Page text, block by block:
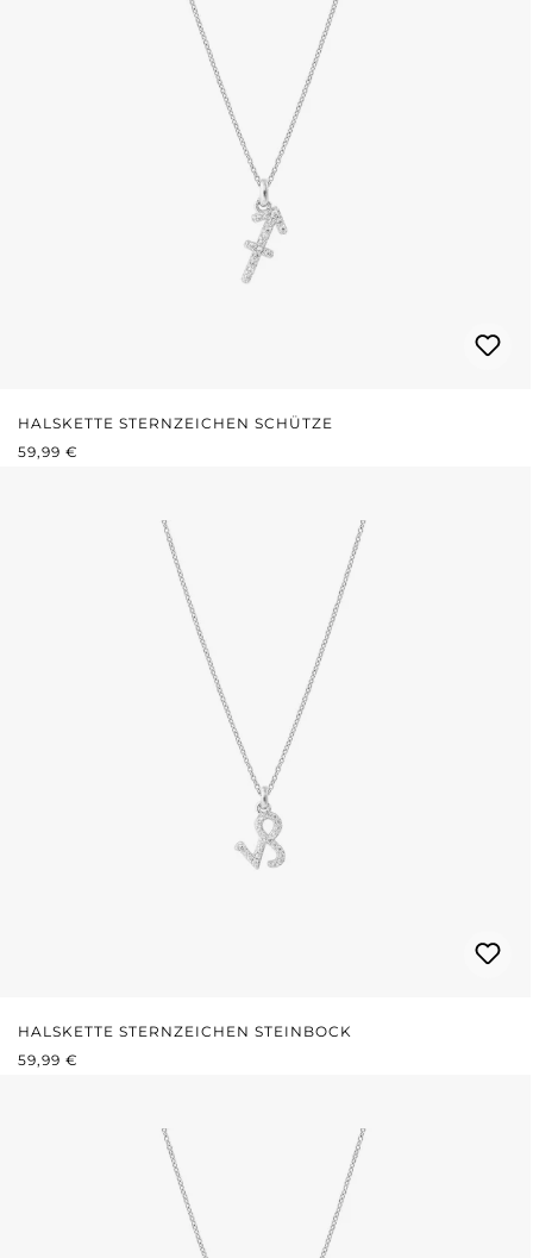
HALSKETTE STERNZEICHEN SCHÜTZE
REGULÄRER PREIS:
59,99 €
HALSKETTE STERNZEICHEN STEINBOCK
REGULÄRER PREIS:
59,99 €